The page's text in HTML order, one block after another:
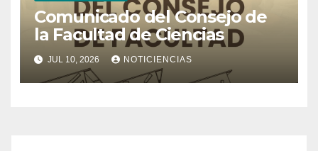
Comunicado del Consejo de
la Facultad de Ciencias
JUL 10, 2026 NOTICIENCIAS